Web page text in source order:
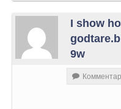
I show
9w